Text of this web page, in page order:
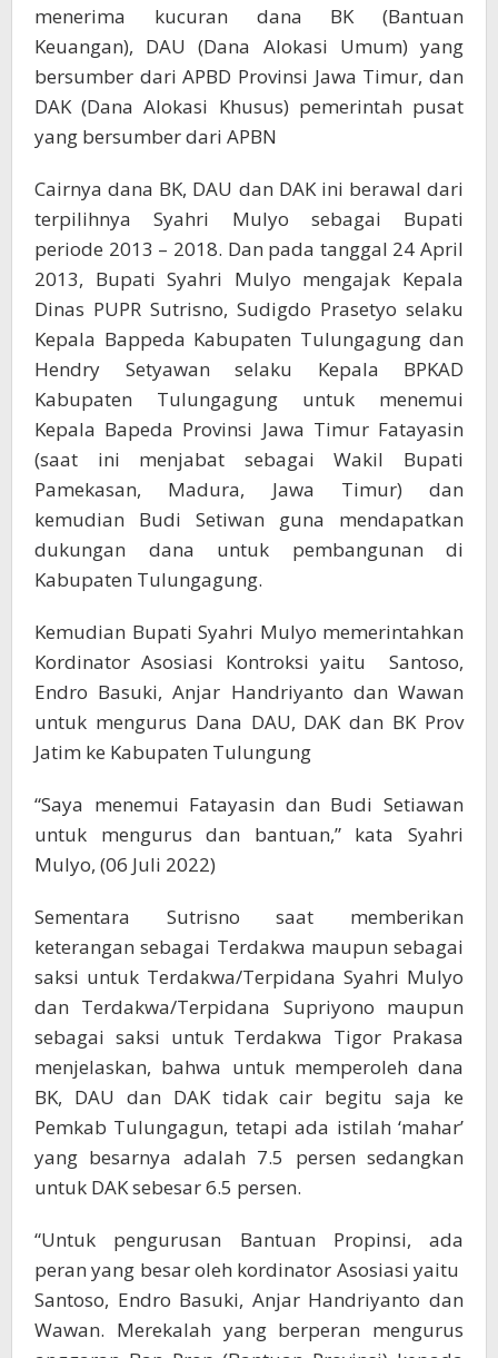
menerima kucuran dana BK (Bantuan
Keuangan), DAU (Dana Alokasi Umum) yang
bersumber dari APBD Provinsi Jawa Timur, dan
DAK (Dana Alokasi Khusus) pemerintah pusat
yang bersumber dari APBN
Cairnya dana BK, DAU dan DAK ini berawal dari
terpilihnya Syahri Mulyo sebagai Bupati
periode 2013 – 2018. Dan pada tanggal 24 April
2013, Bupati Syahri Mulyo mengajak Kepala
Dinas PUPR Sutrisno, Sudigdo Prasetyo selaku
Kepala Bappeda Kabupaten Tulungagung dan
Hendry Setyawan selaku Kepala BPKAD
Kabupaten Tulungagung untuk menemui
Kepala Bapeda Provinsi Jawa Timur Fatayasin
(saat ini menjabat sebagai Wakil Bupati
Pamekasan, Madura, Jawa Timur) dan
kemudian Budi Setiwan guna mendapatkan
dukungan dana untuk pembangunan di
Kabupaten Tulungagung.
Kemudian Bupati Syahri Mulyo memerintahkan
Kordinator Asosiasi Kontroksi yaitu Santoso,
Endro Basuki, Anjar Handriyanto dan Wawan
untuk mengurus Dana DAU, DAK dan BK Prov
Jatim ke Kabupaten Tulungung
“Saya menemui Fatayasin dan Budi Setiawan
untuk mengurus dan bantuan,” kata Syahri
Mulyo, (06 Juli 2022)
Sementara Sutrisno saat memberikan
keterangan sebagai Terdakwa maupun sebagai
saksi untuk Terdakwa/Terpidana Syahri Mulyo
dan Terdakwa/Terpidana Supriyono maupun
sebagai saksi untuk Terdakwa Tigor Prakasa
menjelaskan, bahwa untuk memperoleh dana
BK, DAU dan DAK tidak cair begitu saja ke
Pemkab Tulungagun, tetapi ada istilah ‘mahar’
yang besarnya adalah 7.5 persen sedangkan
untuk DAK sebesar 6.5 persen.
“Untuk pengurusan Bantuan Propinsi, ada
peran yang besar oleh kordinator Asosiasi yaitu
Santoso, Endro Basuki, Anjar Handriyanto dan
Wawan. Merekalah yang berperan mengurus